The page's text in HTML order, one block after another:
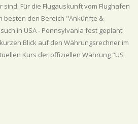
sind. Für die Flugauskunft vom Flughafen
besten den Bereich "Ankünfte &
in USA - Pennsylvania fest geplant
Blick auf den Währungsrechner im
Kurs der offiziellen Währung "US